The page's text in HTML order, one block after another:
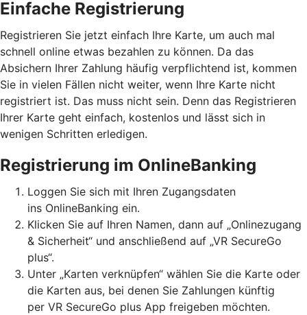
Einfache Registrierung
Registrieren Sie jetzt einfach Ihre Karte, um auch mal
schnell online etwas bezahlen zu können. Da das
Absichern Ihrer Zahlung häufig verpflichtend ist, kommen
Sie in vielen Fällen nicht weiter, wenn Ihre Karte nicht
registriert ist. Das muss nicht sein. Denn das Registrieren
Ihrer Karte geht einfach, kostenlos und lässt sich in
wenigen Schritten erledigen.
Registrierung im OnlineBanking
Loggen Sie sich mit Ihren Zugangsdaten
ins OnlineBanking ein.
Klicken Sie auf Ihren Namen, dann auf „Onlinezugang
& Sicherheit“ und anschließend auf „VR SecureGo
plus“.
Unter „Karten verknüpfen“ wählen Sie die Karte oder
die Karten aus, bei denen Sie Zahlungen künftig
per VR SecureGo plus App freigeben möchten.